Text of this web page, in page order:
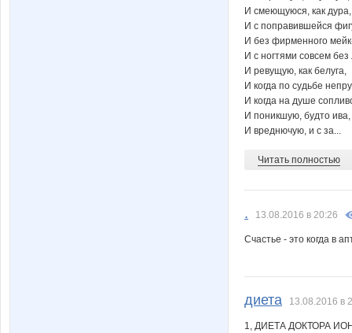
И смеющуюся, как дура,
И с поправившейся
И без фирменного
И с ногтями совсем без
И ревущую, как белуга,
И когда по судьбе
И когда на душе
И поникшую, будто ива,
И вреднючую, и с за...
Читать полностью
. 13.08.2016 в 20:26
Счастье - это когда в
диета 13.08.2016 в
1, ДИЕТА ДОКТОРА